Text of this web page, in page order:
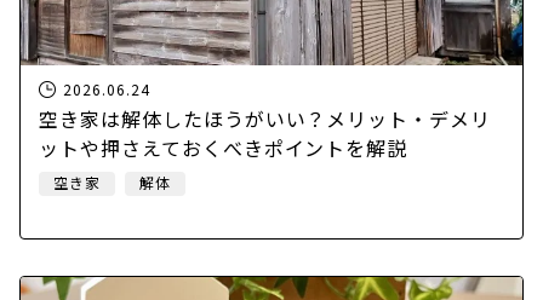
2026.06.24
空き家は解体したほうがいい？メリット・デメリ
ットや押さえておくべきポイントを解説
空き家 解体